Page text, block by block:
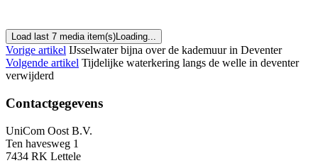
Load last 7 media item(s)Loading...
Vorige artikel IJsselwater bijna over de kademuur in Deventer
Volgende artikel Tijdelijke waterkering langs de welle in deventer
verwijderd
Contactgegevens
UniCom Oost B.V.
Ten havesweg 1
7434 RK Lettele